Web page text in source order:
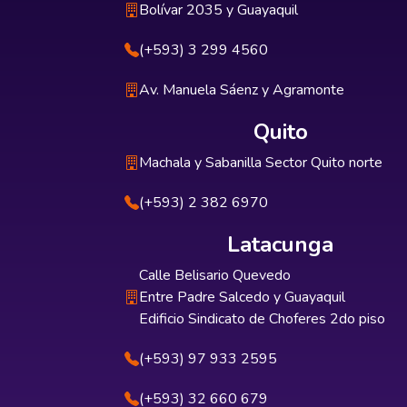
Bolívar 2035 y Guayaquil
(+593) 3 299 4560
Av. Manuela Sáenz y Agramonte
Quito
Machala y Sabanilla Sector Quito norte
(+593) 2 382 6970
Latacunga
Calle Belisario Quevedo
Entre Padre Salcedo y Guayaquil
Edificio Sindicato de Choferes 2do piso
(+593) 97 933 2595
(+593) 32 660 679